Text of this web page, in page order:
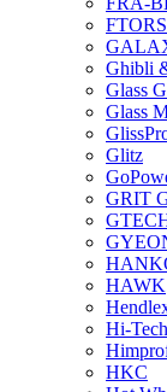
Ghibli
Glass
Glass
Glitz
GRIT
HAWK
Hi-
HKC